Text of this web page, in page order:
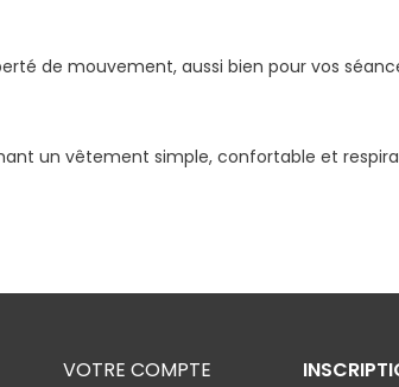
de mouvement, aussi bien pour vos
un vêtement simple, confortable et
VOTRE COMPTE